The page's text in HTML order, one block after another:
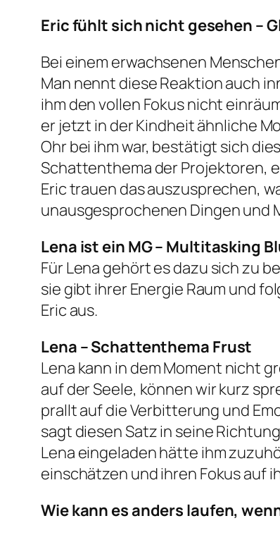
Eric fühlt sich nicht gesehen –
Bei einem erwachsenen
Man nennt diese Reaktion auch
ihm den vollen Fokus nicht
er jetzt in der Kindheit ähnliche
Ohr bei ihm war, bestätigt sich
Schattenthema der Projektoren,
Eric trauen das auszusprechen,
unausgesprochenen Dingen und
Lena ist ein MG – Multitasking
Für Lena gehört es dazu sich zu
sie gibt ihrer Energie Raum und
Eric aus.
Lena – Schattenthema Frust
Lena kann in dem Moment nicht
auf der Seele, können wir kurz
prallt auf die Verbitterung und
sagt diesen Satz in seine
Lena eingeladen hätte ihm
einschätzen und ihren Fokus auf
Wie kann es anders laufen,